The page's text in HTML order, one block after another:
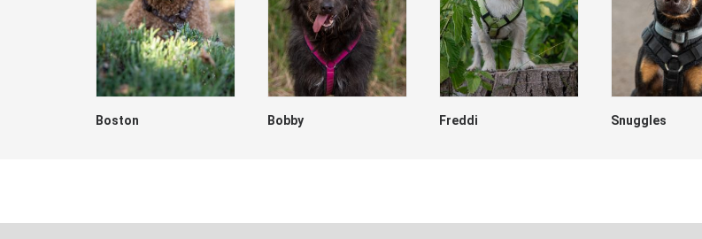
Boston Bobby Freddi Snuggles